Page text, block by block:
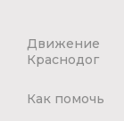
Движение
Краснодог
Как помочь